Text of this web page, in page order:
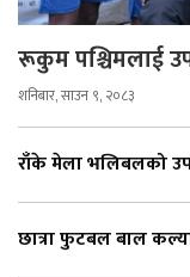
रूकुम पश्चिमलाई
शनिबार, साउन ९, २०८३
राँके मेला भलिबलको
छात्रा फुटबल बाल